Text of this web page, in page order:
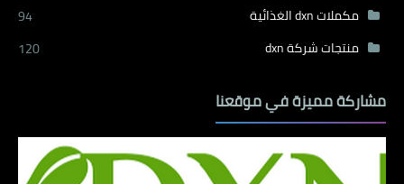
مكملات dxn الغذائية
94
منتجات شركة dxn
120
مشاركة مميزة في موقعنا